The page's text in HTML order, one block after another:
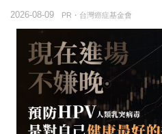
PR・台灣癌症基金會
2026-08-09